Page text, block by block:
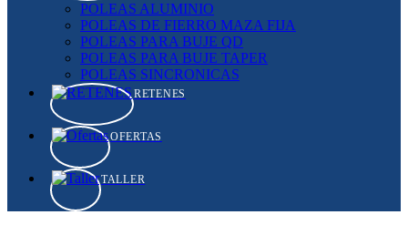
POLEAS ALUMINIO
POLEAS DE FIERRO MAZA FIJA
POLEAS PARA BUJE QD
POLEAS PARA BUJE TAPER
POLEAS SINCRONICAS
RETENES
OFERTAS
TALLER